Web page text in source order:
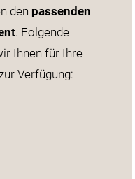
den passenden
. Folgende
Ihnen für Ihre
Verfügung: